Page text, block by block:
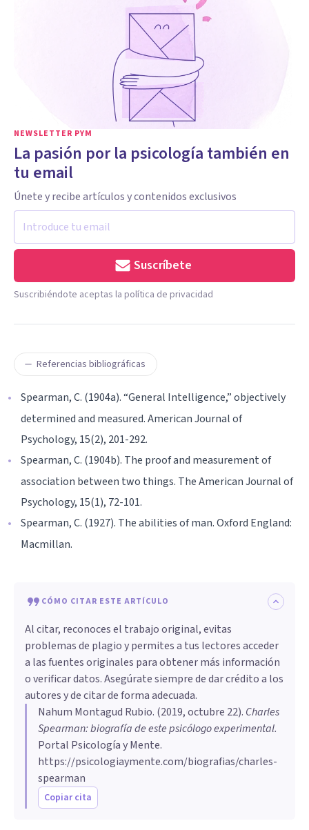
NEWSLETTER PYM
La pasión por la psicología también en
tu email
Únete y recibe artículos y contenidos exclusivos
Suscríbete
Suscribiéndote aceptas la política de privacidad
Referencias bibliográficas
Spearman, C. (1904a). “General Intelligence,” objectively
determined and measured. American Journal of
Psychology, 15(2), 201-292.
Spearman, C. (1904b). The proof and measurement of
association between two things. The American Journal of
Psychology, 15(1), 72-101.
Spearman, C. (1927). The abilities of man. Oxford England:
Macmillan.
CÓMO CITAR ESTE ARTÍCULO
Al citar, reconoces el trabajo original, evitas
problemas de plagio y permites a tus lectores acceder
a las fuentes originales para obtener más información
o verificar datos. Asegúrate siempre de dar crédito a los
autores y de citar de forma adecuada.
Nahum Montagud Rubio. (2019, octubre 22). Charles
Spearman: biografía de este psicólogo experimental.
Portal Psicología y Mente.
https://psicologiaymente.com/biografias/charles-
spearman
Copiar cita